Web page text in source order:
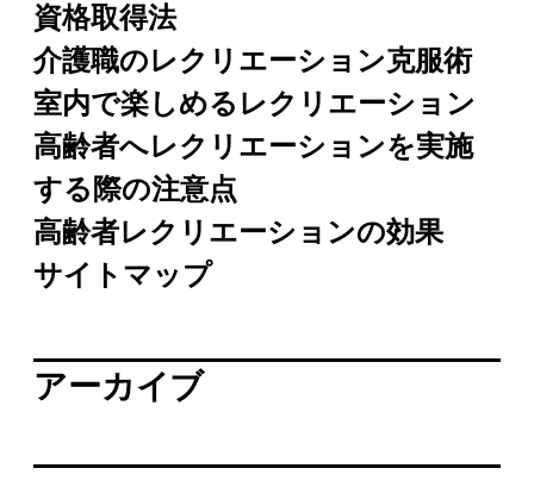
資格取得法
介護職のレクリエーション克服術
室内で楽しめるレクリエーション
高齢者へレクリエーションを実施
する際の注意点
高齢者レクリエーションの効果
サイトマップ
アーカイブ